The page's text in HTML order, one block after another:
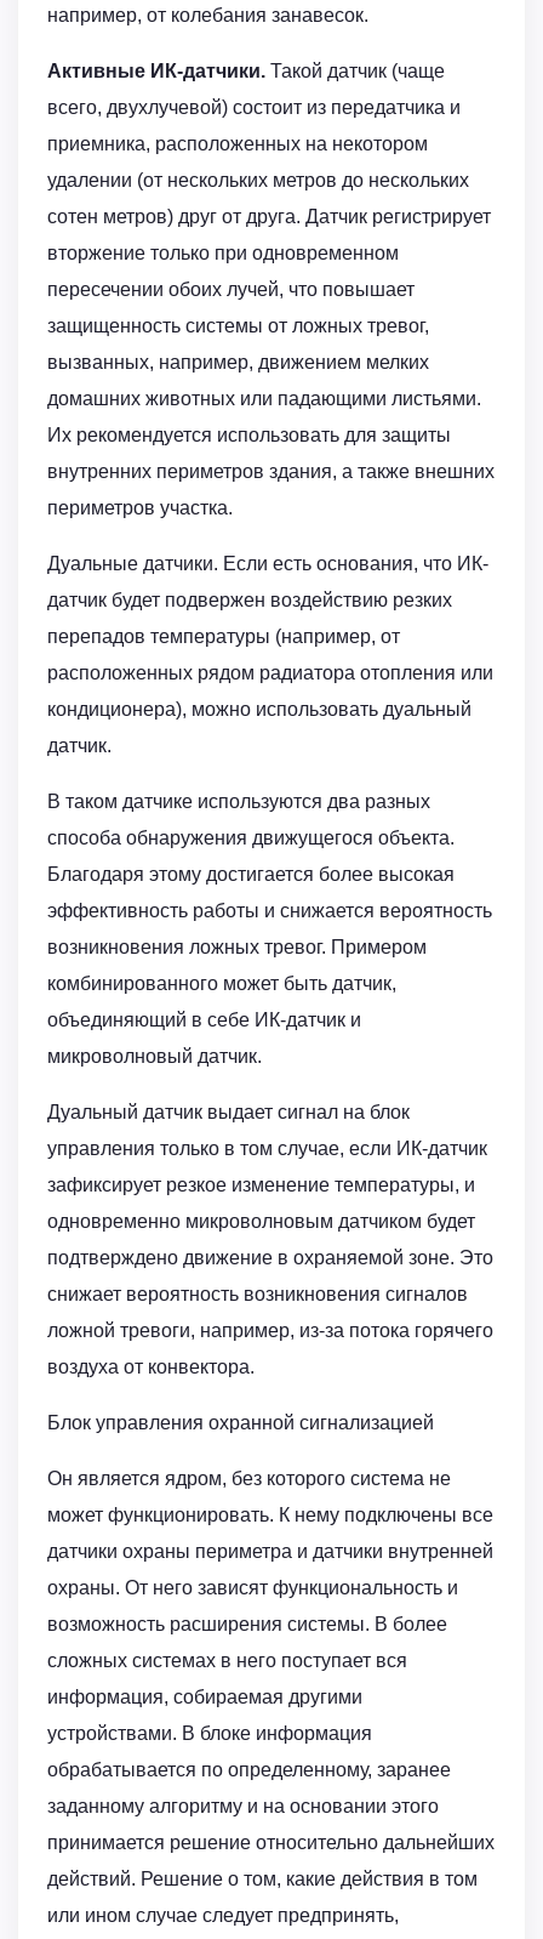
например, от колебания занавесок.
Активные ИК-датчики. Такой датчик (чаще
всего, двухлучевой) состоит из передатчика и
приемника, расположенных на некотором
удалении (от нескольких метров до нескольких
сотен метров) друг от друга. Датчик регистрирует
вторжение только при одновременном
пересечении обоих лучей, что повышает
защищенность системы от ложных тревог,
вызванных, например, движением мелких
домашних животных или падающими листьями.
Их рекомендуется использовать для защиты
внутренних периметров здания, а также внешних
периметров участка.
Дуальные датчики. Если есть основания, что ИК-
датчик будет подвержен воздействию резких
перепадов температуры (например, от
расположенных рядом радиатора отопления или
кондиционера), можно использовать дуальный
датчик.
В таком датчике используются два разных
способа обнаружения движущегося объекта.
Благодаря этому достигается более высокая
эффективность работы и снижается вероятность
возникновения ложных тревог. Примером
комбинированного может быть датчик,
объединяющий в себе ИК-датчик и
микроволновый датчик.
Дуальный датчик выдает сигнал на блок
управления только в том случае, если ИК-датчик
зафиксирует резкое изменение температуры, и
одновременно микроволновым датчиком будет
подтверждено движение в охраняемой зоне. Это
снижает вероятность возникновения сигналов
ложной тревоги, например, из-за потока горячего
воздуха от конвектора.
Блок управления охранной сигнализацией
Он является ядром, без которого система не
может функционировать. К нему подключены все
датчики охраны периметра и датчики внутренней
охраны. От него зависят функциональность и
возможность расширения системы. В более
сложных системах в него поступает вся
информация, собираемая другими
устройствами. В блоке информация
обрабатывается по определенному, заранее
заданному алгоритму и на основании этого
принимается решение относительно дальнейших
действий. Решение о том, какие действия в том
или ином случае следует предпринять,